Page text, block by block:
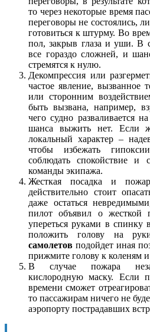
то через некоторые время
переговоры не состоялись,
готовиться к штурму. Во
пол, закрыв глаза и уши. В
все гораздо сложней, и
стремятся к нулю.
Декомпрессия или
частое явление, вызванное
или сторонним
быть вызвана, например,
чего судно разваливается
шанса выжить нет. Если
локальный характер –
чтобы избежать
соблюдать спокойствие и
команды экипажа.
Жесткая посадка и
действительно стоит
даже остаться
пилот объявил о жесткой
упереться руками в спинку
положить голову на
самолетов подойдет иная
прижмите голову к коленям
В случае пожара
кислородную маску. Если
времени сможет
то пассажирам ничего не
аэропорту пострадавших